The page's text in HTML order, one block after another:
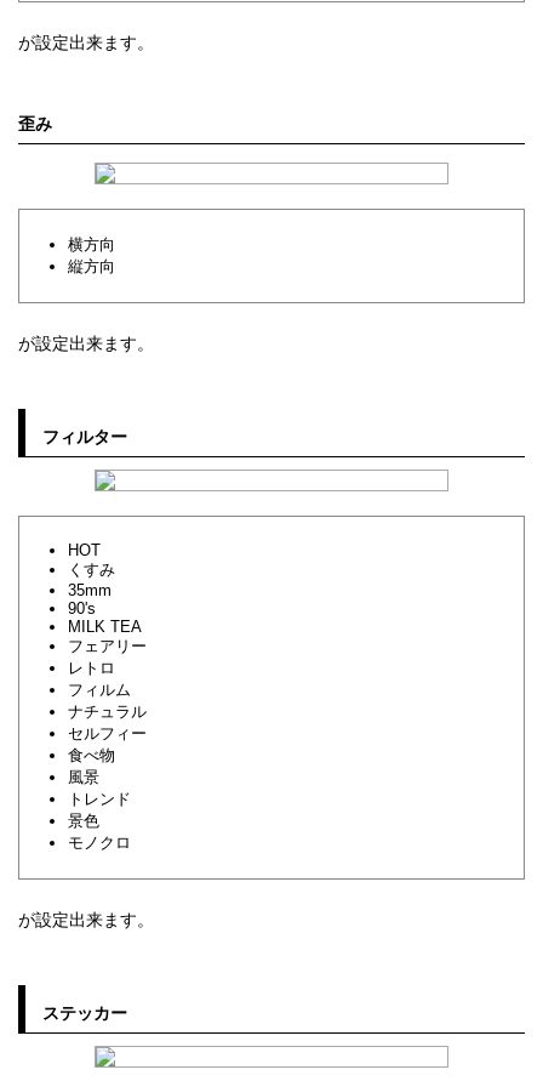
が設定出来ます。
歪み
横方向
縦方向
が設定出来ます。
フィルター
HOT
くすみ
35mm
90's
MILK TEA
フェアリー
レトロ
フィルム
ナチュラル
セルフィー
食べ物
風景
トレンド
景色
モノクロ
が設定出来ます。
ステッカー